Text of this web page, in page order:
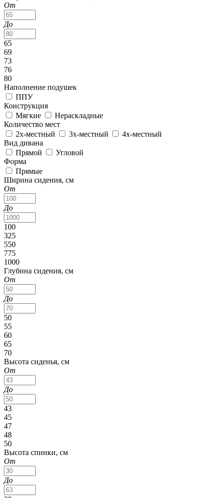
От
До
65
69
73
76
80
Наполнение подушек
ППУ
Конструкция
Мягкие
Нераскладные
Количество мест
2х-местный
3х-местный
4х-местный
Вид дивана
Прямой
Угловой
Форма
Прямые
Ширина сидения, см
От
До
100
325
550
775
1000
Глубина сидения, см
От
До
50
55
60
65
70
Высота сиденья, см
От
До
43
45
47
48
50
Высота спинки, см
От
До